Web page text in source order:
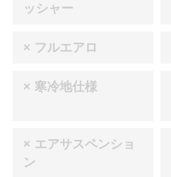
ッシャー
× フルエアロ
× 寒冷地仕様
× エアサスペンショ
ン